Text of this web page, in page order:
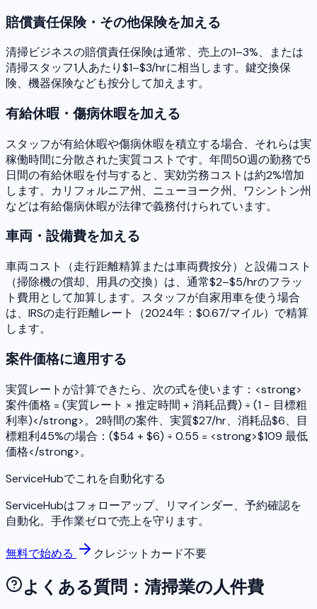
賠償責任保険・その他保険を加える
清掃ビジネスの賠償責任保険は通常、売上の1–3%、または
清掃スタッフ1人あたり$1–$3/hrに相当します。鍵交換保
険、機器保険なども按分して加えます。
有給休暇・傷病休暇を加える
スタッフが有給休暇や傷病休暇を積立する場合、それらは実
稼働時間に分散された実質コストです。年間50週の勤務で5
日間の有給休暇を付与すると、実効労務コストは約2%増加
します。カリフォルニア州、ニューヨーク州、ワシントン州
などは有給傷病休暇が法律で義務付けられています。
車両・設備費を加える
車両コスト（走行距離精算または車両費按分）と設備コスト
（掃除機の償却、用具の交換）は、通常$2–$5/hrのフラッ
ト費用として加算します。スタッフが自家用車を使う場合
は、IRSの走行距離レート（2024年：$0.67/マイル）で精算
します。
案件価格に適用する
実質レートが計算できたら、次の式を使います：<strong>
案件価格 = (実質レート × 推定時間 + 消耗品費) ÷ (1 − 目標粗
利率)</strong>。2時間の案件、実質$27/hr、消耗品$6、目
標粗利45%の場合：($54 + $6) ÷ 0.55 = <strong>$109 最低
価格</strong>。
ServiceHubでこれを自動化する
ServiceHubはフォローアップ、リマインダー、予約確認を
自動化。手作業ゼロで売上を守ります。
無料で始める クレジットカード不要
よくある質問：清掃業の人件費